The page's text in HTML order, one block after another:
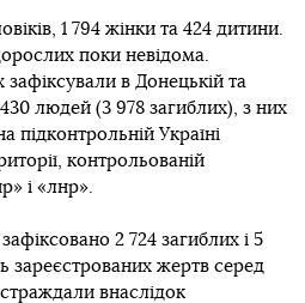
1 794 жінки та 424 дитини.
поки невідома.
в Донецькій та
людей (3 978 загиблих), з них
підконтрольній Україні
контрольованій
і «лнр».
2 724 загиблих і 5
зареєстрованих жертв серед
внаслідок